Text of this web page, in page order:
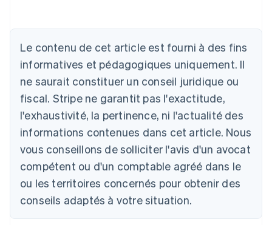
Le contenu de cet article est fourni à des fins
informatives et pédagogiques uniquement. Il
ne saurait constituer un conseil juridique ou
fiscal. Stripe ne garantit pas l'exactitude,
l'exhaustivité, la pertinence, ni l'actualité des
informations contenues dans cet article. Nous
vous conseillons de solliciter l'avis d'un avocat
compétent ou d'un comptable agréé dans le
ou les territoires concernés pour obtenir des
conseils adaptés à votre situation.
DeutschEnglish
Belgique
Brésil
PortuguêsEnglish
Bulgarie
English
Canada
EnglishFrançais
简体中文English
Chypre
English
Croatie
EnglishItaliano